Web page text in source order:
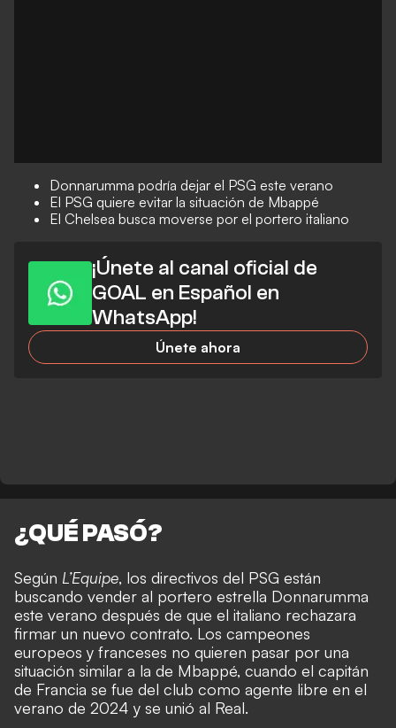
Donnarumma podría dejar el PSG este verano
El PSG quiere evitar la situación de Mbappé
El Chelsea busca moverse por el portero italiano
¡Únete al canal oficial de
GOAL en Español en
WhatsApp!
Únete ahora
¿QUÉ PASÓ?
Según L’Equipe, los directivos del PSG están
buscando vender al portero estrella Donnarumma
este verano después de que el italiano rechazara
firmar un nuevo contrato. Los campeones
europeos y franceses no quieren pasar por una
situación similar a la de Mbappé, cuando el capitán
de Francia se fue del club como agente libre en el
verano de 2024 y se unió al Real.